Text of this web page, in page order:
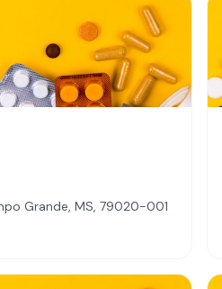
Grande, MS, 79020-001